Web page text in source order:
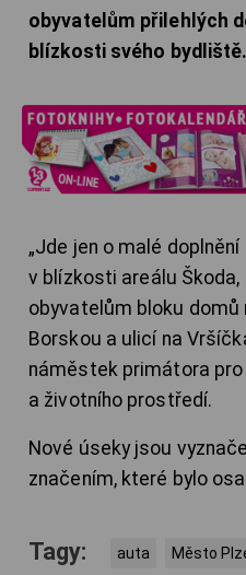
obyvatelům přilehlých
blízkosti svého bydliště.
„Jde jen o malé
v blízkosti areálu
obyvatelům bloku domů
Borskou a ulicí na
náměstek primátora
a životního prostředí.
Nové úseky jsou
značením, které bylo
Tagy: auta Město